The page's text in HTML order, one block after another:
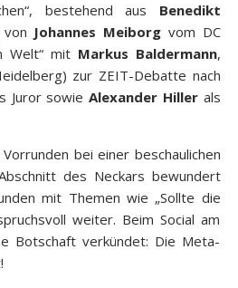
bestehend aus Benedikt
Johannes Meiborg vom DC
Welt“ mit Markus Baldermann,
zur ZEIT-Debatte nach
Juror sowieAlexander Hillerals
bei einer beschaulichen
des Neckars bewundert
mit Themen wie „Sollte die
weiter. Beim Social am
Botschaft verkündet: Die Meta-